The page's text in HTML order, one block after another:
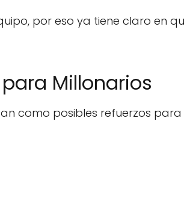
por eso ya tiene claro en
Millonarios
como posibles refuerzos para